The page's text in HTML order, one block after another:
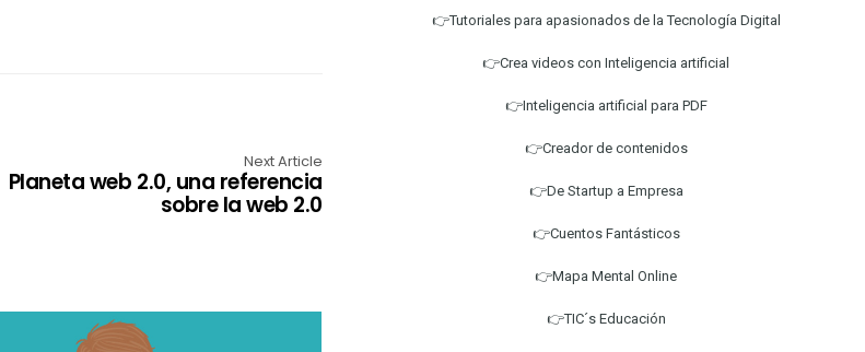
Next Article
Planeta web 2.0, una referencia
sobre la web 2.0
👉Tutoriales para apasionados de la Tecnología Digital
👉Crea videos con Inteligencia artificial
👉Inteligencia artificial para PDF
👉Creador de contenidos
👉De Startup a Empresa
👉Cuentos Fantásticos
👉Mapa Mental Online
👉TIC´s Educación